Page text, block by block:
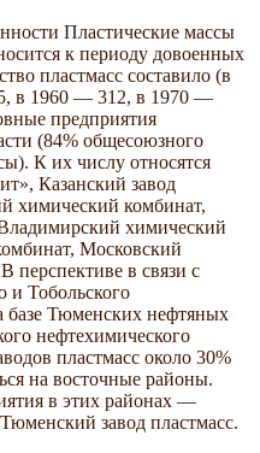
Пластические массы
к периоду довоенных
пластмасс составило (в
в 1960 — 312, в 1970 —
предприятия
(84% общесоюзного
К их числу относятся
Казанский завод
химический комбинат,
химический
Московский
перспективе в связи с
и Тобольского
базе Тюменских нефтяных
нефтехимического
пластмасс около 30%
на восточные районы.
в этих районах —
завод пластмасс.